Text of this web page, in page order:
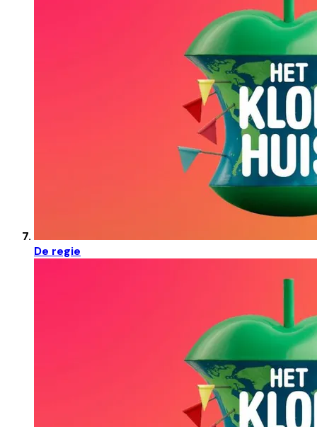
De regie